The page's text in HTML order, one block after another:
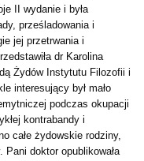
II wydanie i była
prześladowania i
jej przetrwania i
dr Karolina
Żydów Instytutu Filozofii i
interesujący był mało
podczas okupacji
kontrabandy i
całe żydowskie rodziny,
Pani doktor opublikowała